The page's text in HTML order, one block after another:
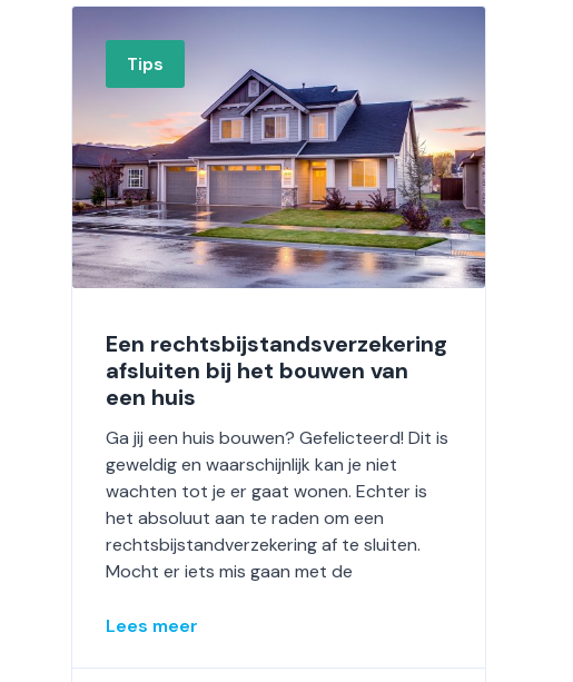
Tips
Een rechtsbijstandsverzekering
afsluiten bij het bouwen van
een huis
Ga jij een huis bouwen? Gefelicteerd! Dit is
geweldig en waarschijnlijk kan je niet
wachten tot je er gaat wonen. Echter is
het absoluut aan te raden om een
rechtsbijstandverzekering af te sluiten.
Mocht er iets mis gaan met de
Lees meer